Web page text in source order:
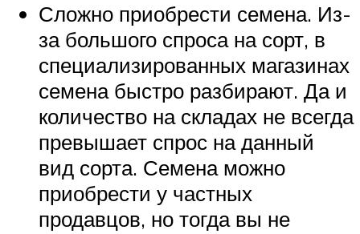
Сложно приобрести семена. Из-
за большого спроса на сорт, в
специализированных магазинах
семена быстро разбирают. Да и
количество на складах не всегда
превышает спрос на данный
вид сорта. Семена можно
приобрести у частных
продавцов, но тогда вы не